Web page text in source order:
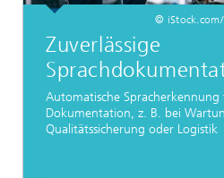
© iStock.com/
Zuverlässige
Automatische
Dokumentation, z. B. bei
Qualitätssicherung oder Logistik